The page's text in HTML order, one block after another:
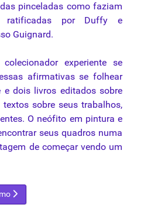
pinceladas como faziam
ratificadas por Duffy e
Guignard.
experiente se
afirmativas se folhear
dois livros editados sobre
sobre seus trabalhos,
O neófito em pintura e
seus quadros numa
de começar vendo um
Ianelli – Ode ao Talento
artigo: A magia de Gauguin